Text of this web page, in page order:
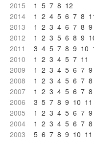
2015
1 5 7 8 12
2014
1 2 4 5 6 7 8
2013
1 2 3 4 6 7 8 9
2012
1 2 3 5 6 8 9
2011
3 4 5 7 8 9 10
2010
1 2 3 4 5 7 11
2009
1 2 3 4 5 6 7 9
2008
1 2 3 4 5 6 7 8
2007
1 2 3 4 5 6 7 8
2006
3 5 7 8 9 10 11
2005
1 2 3 4 5 6 7 9
2004
1 2 3 4 5 6 7 8
2003
5 6 7 8 9 10 11